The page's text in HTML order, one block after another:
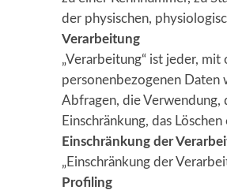
der physischen,
Verarbeitung
„Verarbeitung“ ist jeder,
personenbezogenen Daten
Abfragen, die
Einschränkung, das
Einschränkung der
„Einschränkung der
Profiling